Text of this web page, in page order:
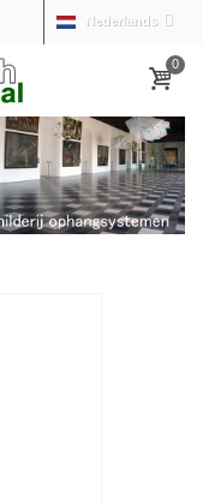
Nederlands
0